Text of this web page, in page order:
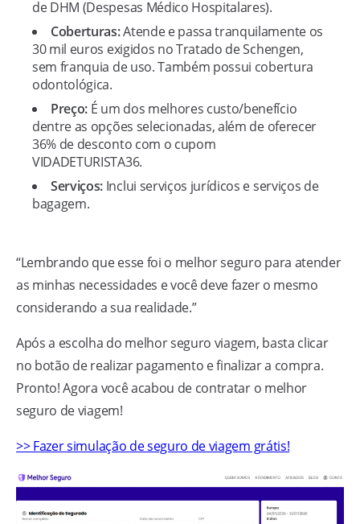
de DHM (Despesas Médico Hospitalares).
Coberturas:Atende e passa tranquilamente os
30 mil euros exigidos no Tratado de Schengen,
sem franquia de uso. Também possui cobertura
odontológica.
Preço: É um dos melhores custo/benefício
dentre as opções selecionadas, além de oferecer
36% de desconto com o cupom
VIDADETURISTA36.
Serviços: Inclui serviços jurídicos e serviços de
bagagem.
“Lembrando que esse foi o melhor seguro para atender
as minhas necessidades e você deve fazer o mesmo
considerando a sua realidade.”
Após a escolha do melhor seguro viagem, basta clicar
no botão de realizar pagamento e finalizar a compra.
Pronto! Agora você acabou de contratar o melhor
seguro de viagem!
>> Fazer simulação de seguro de viagem grátis!